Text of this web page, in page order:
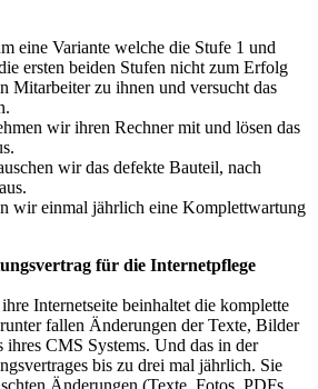
eine Variante welche die Stufe 1 und
ersten beiden Stufen nicht zum Erfolg
Mitarbeiter zu ihnen und versucht das
wir ihren Rechner mit und lösen das
wir das defekte Bauteil, nach
wir einmal jährlich eine Komplettwartung
für die Internetpflege
Internetseite beinhaltet die komplette
fallen Änderungen der Texte, Bilder
ihres CMS Systems. Und das in der
bis zu drei mal jährlich. Sie
Änderungen (Texte, Fotos, PDFs,